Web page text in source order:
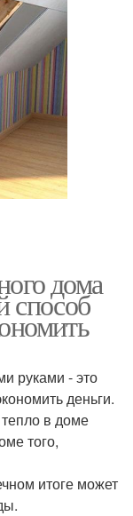
дома
способ
руками - это
деньги.
в доме
того,
итоге может